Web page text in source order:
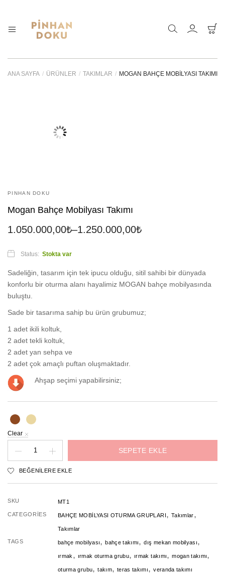
Bahçe
sonsuz
çeşitlilik
ve
kumaş
getirdik.
ANA SAYFA / ÜRÜNLER / TAKIMLAR / MOGAN BAHÇE MOBILYASI TAKIMI
PINHAN DOKU
Mogan Bahçe Mobilyası Takımı
1.050.000,00₺–1.250.000,00₺
Status: Stokta var
Sadeliğin, tasarım için tek ipucu olduğu, sitil sahibi bir dünyada
konforlu bir oturma alanı hayalimiz MOGAN bahçe mobilyasında
buluştu.
Sade bir tasarıma sahip bu ürün grubumuz;
1 adet ikili koltuk,
2 adet tekli koltuk,
2 adet yan sehpa ve
2 adet çok amaçlı puftan oluşmaktadır.
Ahşap seçimi yapabilirsiniz;
Clear
Mogan
Bahçe
SEPETE EKLE
BEĞENILERE EKLE
SKU MT1
CATEGORIES BAHÇE MOBİLYASI OTURMA GRUPLARI, Takımlar,
Takımlar
TAGS bahçe mobilyası,bahçe takımı,dış mekan mobilyası,
ırmak , ırmak oturma grubu, ırmak takımı,mogan takımı,
oturma grubu,takım, teras takımı,veranda takımı